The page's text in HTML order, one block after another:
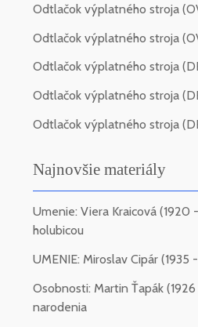
Odtlačok výplatného stroja
Odtlačok výplatného stroja
Odtlačok výplatného stroja
Odtlačok výplatného stroja
Odtlačok výplatného stroja
Najnovšie materiály
Umenie: Viera Kraicová (1920
holubicou
UMENIE: Miroslav Cipár
Osobnosti: Martin Ťapák
narodenia